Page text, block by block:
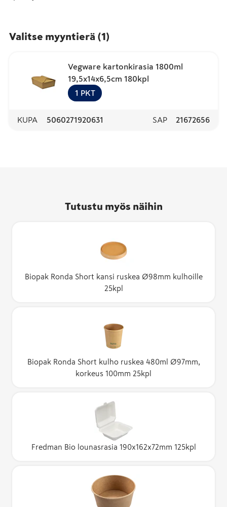
Valitse myyntierä (1)
Vegware kartonkirasia 1800ml
19,5x14x6,5cm 180kpl
1 PKT
KUPA 5060271920631 SAP 21672656
Tutustu myös näihin
Biopak Ronda Short kansi ruskea Ø98mm kulhoille
25kpl
Biopak Ronda Short kulho ruskea 480ml Ø97mm,
korkeus 100mm 25kpl
Fredman Bio lounasrasia 190x162x72mm 125kpl